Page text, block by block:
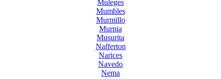
Muleges
Mumbles
Murmillo
Murnia
Musurita
Nafferton
Narices
Navedo
Nema